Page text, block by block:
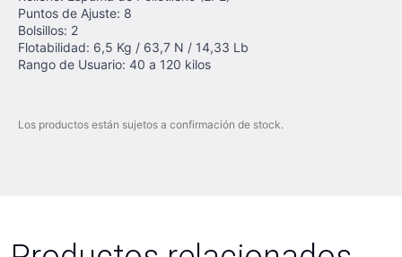
Puntos de Ajuste: 8
Bolsillos: 2
Flotabilidad: 6,5 Kg / 63,7 N / 14,33 Lb
Rango de Usuario: 40 a 120 kilos
Los productos están sujetos a confirmación de stock.